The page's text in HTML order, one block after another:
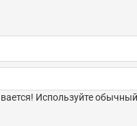
Используйте обычный